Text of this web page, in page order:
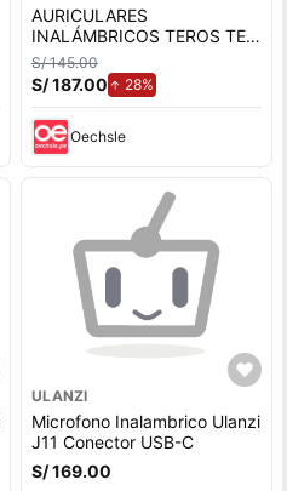
AURICULARES
INALÁMBRICOS TEROS TE-
8038RS ANC BLUETOOTH
5.4 USB-C ROSE TITANIUM
S/ 145.00
S/ 187.00 28%de aumento.
Oechsle
ULANZI
Microfono Inalambrico Ulanzi
J11 Conector USB-C
S/ 169.00